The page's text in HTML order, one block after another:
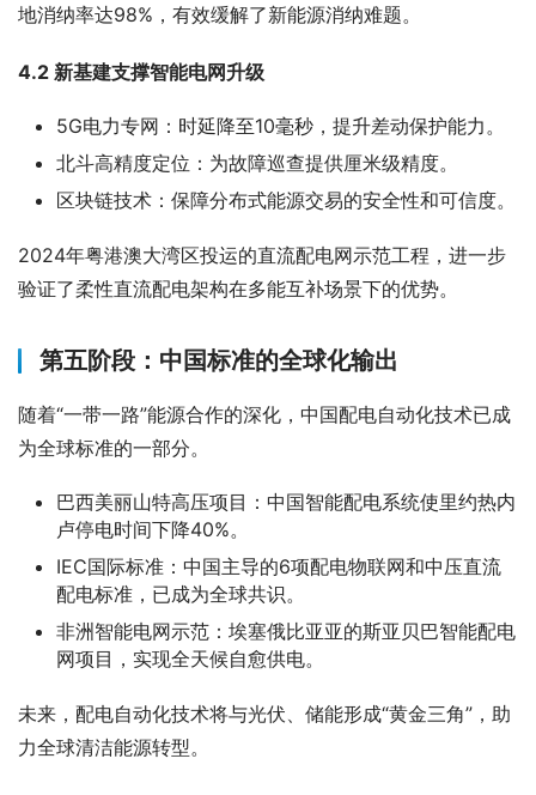
地消纳率达98%，有效缓解了新能源消纳难题。
4.2 新基建支撑智能电网升级
5G电力专网：时延降至10毫秒，提升差动保护能力。
北斗高精度定位：为故障巡查提供厘米级精度。
区块链技术：保障分布式能源交易的安全性和可信度。
2024年粤港澳大湾区投运的直流配电网示范工程，进一步
验证了柔性直流配电架构在多能互补场景下的优势。
第五阶段：中国标准的全球化输出
随着“一带一路”能源合作的深化，中国配电自动化技术已成
为全球标准的一部分。
巴西美丽山特高压项目：中国智能配电系统使里约热内
卢停电时间下降40%。
IEC国际标准：中国主导的6项配电物联网和中压直流
配电标准，已成为全球共识。
非洲智能电网示范：埃塞俄比亚亚的斯亚贝巴智能配电
网项目，实现全天候自愈供电。
未来，配电自动化技术将与光伏、储能形成“黄金三角”，助
力全球清洁能源转型。